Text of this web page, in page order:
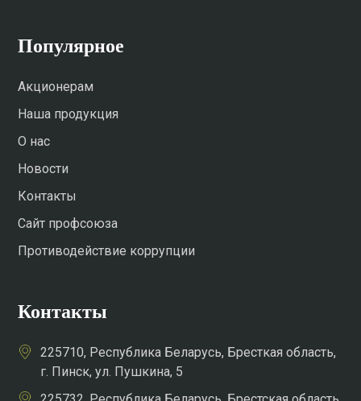
Популярное
Акционерам
Наша продукция
О нас
Новости
Контакты
Сайт профсоюза
Противодействие коррупции
Контакты
225710, Республика Беларусь, Бресткая область,
г. Пинск, ул. Пушкина, 5